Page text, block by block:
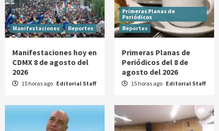
Manifestaciones Reportes
Manifestaciones hoy en
CDMX 8 de agosto del
2026
15 horas ago Editorial Staff
Primeras Planas de
Periódicos
Reportes
Primeras Planas de
Periódicos del 8 de
agosto del 2026
15 horas ago Editorial Staff